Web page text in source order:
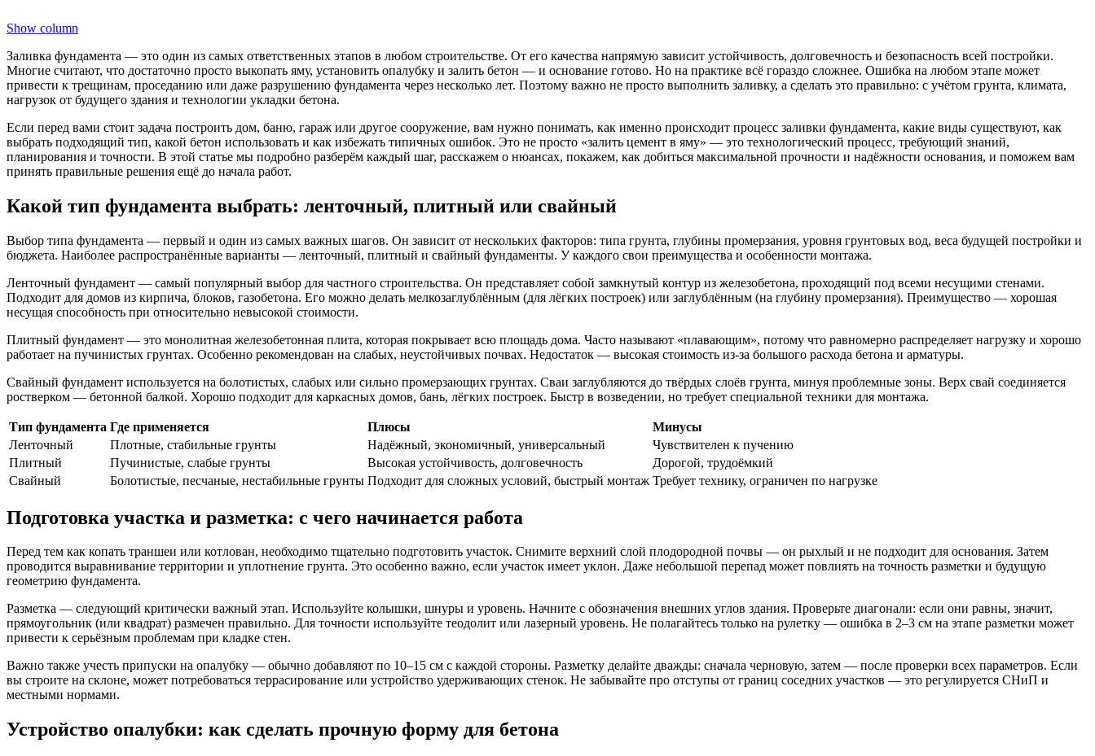
Show column
Заливка фундамента — это один из самых ответственных этапов в любом строительстве. От его качества напрямую зависит устойчивость, долговечность и безопасность всей постройки.
Многие считают, что достаточно просто выкопать яму, установить опалубку и залить бетон — и основание готово. Но на практике всё гораздо сложнее. Ошибка на любом этапе может
привести к трещинам, проседанию или даже разрушению фундамента через несколько лет. Поэтому важно не просто выполнить заливку, а сделать это правильно: с учётом грунта, климата,
нагрузок от будущего здания и технологии укладки бетона.
Если перед вами стоит задача построить дом, баню, гараж или другое сооружение, вам нужно понимать, как именно происходит процесс заливки фундамента, какие виды существуют, как
выбрать подходящий тип, какой бетон использовать и как избежать типичных ошибок. Это не просто «залить цемент в яму» — это технологический процесс, требующий знаний,
планирования и точности. В этой статье мы подробно разберём каждый шаг, расскажем о нюансах, покажем, как добиться максимальной прочности и надёжности основания, и поможем вам
принять правильные решения ещё до начала работ.
Какой тип фундамента выбрать: ленточный, плитный или свайный
Выбор типа фундамента — первый и один из самых важных шагов. Он зависит от нескольких факторов: типа грунта, глубины промерзания, уровня грунтовых вод, веса будущей постройки и
бюджета. Наиболее распространённые варианты — ленточный, плитный и свайный фундаменты. У каждого свои преимущества и особенности монтажа.
Ленточный фундамент — самый популярный выбор для частного строительства. Он представляет собой замкнутый контур из железобетона, проходящий под всеми несущими стенами.
Подходит для домов из кирпича, блоков, газобетона. Его можно делать мелкозаглублённым (для лёгких построек) или заглублённым (на глубину промерзания). Преимущество — хорошая
несущая способность при относительно невысокой стоимости.
Плитный фундамент — это монолитная железобетонная плита, которая покрывает всю площадь дома. Часто называют «плавающим», потому что равномерно распределяет нагрузку и хорошо
работает на пучинистых грунтах. Особенно рекомендован на слабых, неустойчивых почвах. Недостаток — высокая стоимость из-за большого расхода бетона и арматуры.
Свайный фундамент используется на болотистых, слабых или сильно промерзающих грунтах. Сваи заглубляются до твёрдых слоёв грунта, минуя проблемные зоны. Верх свай соединяется
ростверком — бетонной балкой. Хорошо подходит для каркасных домов, бань, лёгких построек. Быстр в возведении, но требует специальной техники для монтажа.
Тип фундамента Где применяется Плюсы
Минусы
Ленточный
Плотные, стабильные грунты Надёжный, экономичный, универсальный
Чувствителен к пучению
Плитный
Пучинистые, слабые грунты Высокая устойчивость, долговечность
Дорогой, трудоёмкий
Свайный
Болотистые, песчаные, нестабильные грунты Подходит для сложных условий, быстрый монтаж Требует технику, ограничен по нагрузке
Подготовка участка и разметка: с чего начинается работа
Перед тем как копать траншеи или котлован, необходимо тщательно подготовить участок. Снимите верхний слой плодородной почвы — он рыхлый и не подходит для основания. Затем
проводится выравнивание территории и уплотнение грунта. Это особенно важно, если участок имеет уклон. Даже небольшой перепад может повлиять на точность разметки и будущую
геометрию фундамента.
Разметка — следующий критически важный этап. Используйте колышки, шнуры и уровень. Начните с обозначения внешних углов здания. Проверьте диагонали: если они равны, значит,
прямоугольник (или квадрат) размечен правильно. Для точности используйте теодолит или лазерный уровень. Не полагайтесь только на рулетку — ошибка в 2–3 см на этапе разметки может
привести к серьёзным проблемам при кладке стен.
Важно также учесть припуски на опалубку — обычно добавляют по 10–15 см с каждой стороны. Разметку делайте дважды: сначала черновую, затем — после проверки всех параметров. Если
вы строите на склоне, может потребоваться террасирование или устройство удерживающих стенок. Не забывайте про отступы от границ соседних участков — это регулируется СНиП и
местными нормами.
Устройство опалубки: как сделать прочную форму для бетона